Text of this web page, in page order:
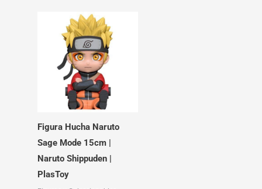
Figura Hucha Naruto
Sage Mode 15cm |
Naruto Shippuden |
PlasToy